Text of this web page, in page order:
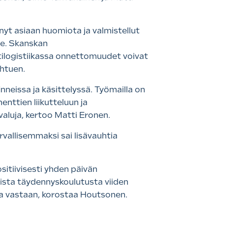
asiaan huomiota ja valmistellut
Skanskan
onnettomuudet voivat
ja käsittelyssä. Työmailla on
liikutteluun ja
kertoo Matti Eronen.
sai lisävauhtia
yhden päivän
täydennyskoulutusta viiden
vastaan, korostaa Houtsonen.